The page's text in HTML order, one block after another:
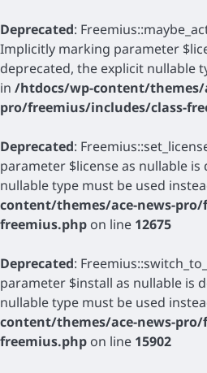
Deprecated:
Implicitly marking parameter
deprecated, the explicit nullable
in /htdocs/wp-content/themes/
pro/freemius/includes/class-
Deprecated:
parameter $license as nullable
nullable type must be used
content/themes/ace-news-
freemius.php on line 12675
Deprecated:
parameter $install as nullable is
nullable type must be used
content/themes/ace-news-
freemius.php on line 15902